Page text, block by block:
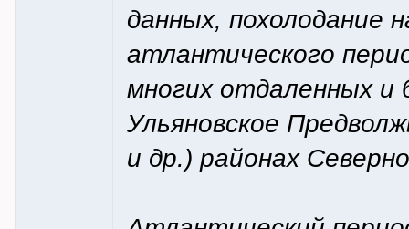
данных, похолодание
атлантического
многих отдаленных и
Ульяновское
и др.) районах